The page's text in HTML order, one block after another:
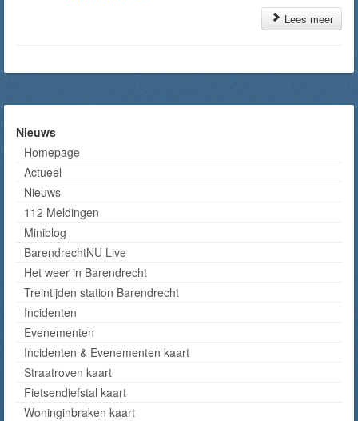
Lees meer
Nieuws
Homepage
Actueel
Nieuws
112 Meldingen
Miniblog
BarendrechtNU Live
Het weer in Barendrecht
Treintijden station Barendrecht
Incidenten
Evenementen
Incidenten & Evenementen kaart
Straatroven kaart
Fietsendiefstal kaart
Woninginbraken kaart